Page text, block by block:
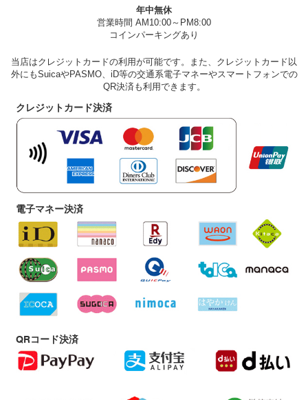
年中無休
営業時間 AM10:00～PM8:00
コインパーキングあり
当店はクレジットカードの利用が可能です。また、クレジットカード以
外にもSuicaやPASMO、iD等の交通系電子マネーやスマートフォンでの
QR決済も利用できます。
クレジットカード決済
電子マネー決済
QRコード決済